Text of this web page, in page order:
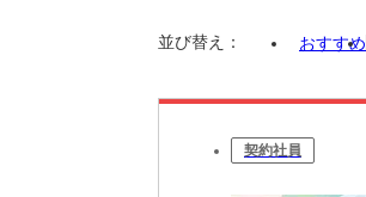
並び替え： おすすめ
契約社員